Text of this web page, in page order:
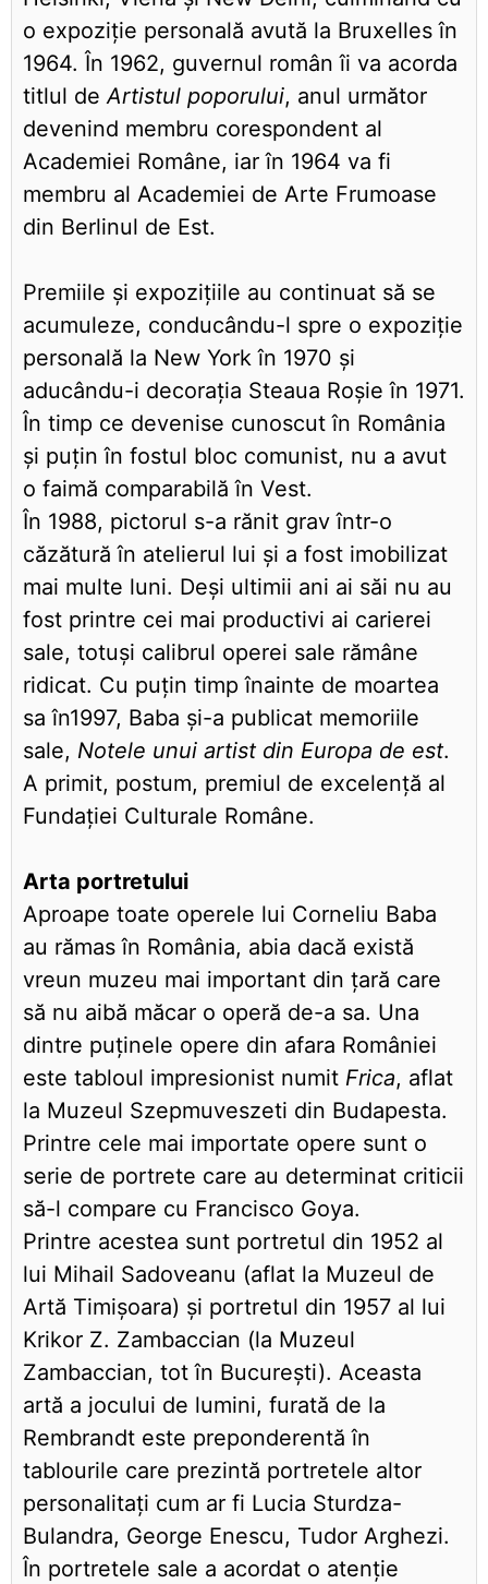
o expoziție personală avută la Bruxelles în
1964. În 1962, guvernul român îi va acorda
titlul deArtistul poporului, anul următor
devenind membru corespondent al
Academiei Române, iar în 1964 va fi
membru al Academiei de Arte Frumoase
din Berlinul de Est.
Premiile și expozițiile au continuat să se
acumuleze, conducându-l spre o expoziție
personală la New York în 1970 și
aducându-i decorația Steaua Roșie în 1971.
În timp ce devenise cunoscut în România
și puțin în fostul bloc comunist, nu a avut
o faimă comparabilă în Vest.
În 1988, pictorul s-a rănit grav într-o
căzătură în atelierul lui și a fost imobilizat
mai multe luni. Deși ultimii ani ai săi nu au
fost printre cei mai productivi ai carierei
sale, totuși calibrul operei sale rămâne
ridicat. Cu puțin timp înainte de moartea
sa în1997, Baba și-a publicat memoriile
sale, Notele unui artist din Europa de est.
A primit, postum, premiul de excelență al
Fundației Culturale Române.
Arta portretului
Aproape toate operele lui Corneliu Baba
au rămas în România, abia dacă există
vreun muzeu mai important din țară care
să nu aibă măcar o operă de-a sa. Una
dintre puținele opere din afara României
este tabloul impresionist numit Frica, aflat
la Muzeul Szepmuveszeti din Budapesta.
Printre cele mai importate opere sunt o
serie de portrete care au determinat criticii
să-l compare cu Francisco Goya.
Printre acestea sunt portretul din 1952 al
lui Mihail Sadoveanu (aflat la Muzeul de
Artă Timișoara) și portretul din 1957 al lui
Krikor Z. Zambaccian (la Muzeul
Zambaccian, tot în București). Aceasta
artă a jocului de lumini, furată de la
Rembrandt este preponderentă în
tablourile care prezintă portretele altor
personalitați cum ar fi Lucia Sturdza-
Bulandra, George Enescu, Tudor Arghezi.
În portretele sale a acordat o atenție